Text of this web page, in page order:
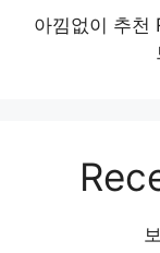
아낌없이 추천